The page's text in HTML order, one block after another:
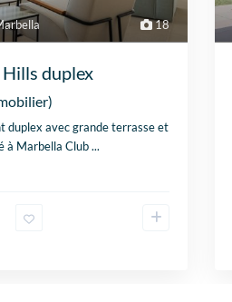
18
duplex
duplex avec grande terrasse et
à Marbella Club...